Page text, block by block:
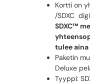
Kortti on
/SDXC
SDXC™
tulee
Paketin
Deluxe
Tyyppi: